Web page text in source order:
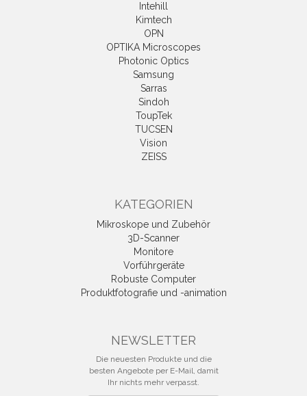
Intehill
Kimtech
OPN
OPTIKA Microscopes
Photonic Optics
Samsung
Sarras
Sindoh
ToupTek
TUCSEN
Vision
ZEISS
KATEGORIEN
Mikroskope und Zubehör
3D-Scanner
Monitore
Vorführgeräte
Robuste Computer
Produktfotografie und -animation
NEWSLETTER
Die neuesten Produkte und die
besten Angebote per E-Mail, damit
Ihr nichts mehr verpasst.